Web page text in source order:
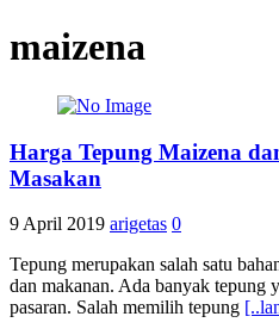
maizena
Harga Tepung Maizena
Masakan
9 April 2019 arigetas 0
Tepung merupakan salah satu
dan makanan. Ada banyak tepung
pasaran. Salah memilih tepung